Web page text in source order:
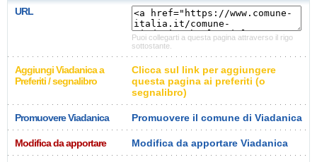
URL
Puoi collegarti a questa pagina attraverso il rigo
sottostante.
Aggiungi Viadanica a
Preferiti / segnalibro
Clicca sul link per aggiungere
questa pagina ai preferiti (o
segnalibro)
Promuovere Viadanica Promuovere il comune di Viadanica
Modifica da apportare Modifica da apportare Viadanica